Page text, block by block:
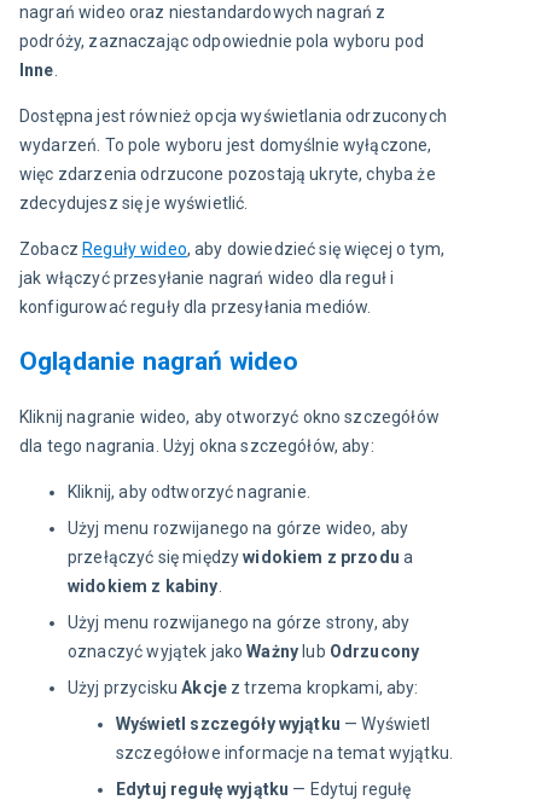
nagrań wideo oraz niestandardowych nagrań z
podróży, zaznaczając odpowiednie pola wyboru pod
Inne
Dostępna jest również opcja wyświetlania odrzuconych
wydarzeń. To pole wyboru jest domyślnie wyłączone,
więc zdarzenia odrzucone pozostają ukryte, chyba że
zdecydujesz się je wyświetlić.
Zobacz Reguły wideo, aby dowiedzieć się więcej o tym,
jak włączyć przesyłanie nagrań wideo dla reguł i
konfigurować reguły dla przesyłania mediów.
Oglądanie nagrań wideo
Kliknij nagranie wideo, aby otworzyć okno szczegółów
dla tego nagrania. Użyj okna szczegółów, aby:
Kliknij, aby odtworzyć nagranie.
Użyj menu rozwijanego na górze wideo, aby
przełączyć się międzywidokiem z przodu a
widokiem z kabiny
Użyj menu rozwijanego na górze strony, aby
oznaczyć wyjątek jakoWażnylub Odrzucony
Użyj przyciskuAkcje z trzema kropkami, aby:
Wyświetl szczegóły wyjątku — Wyświetl
szczegółowe informacje na temat wyjątku.
Edytuj regułę wyjątku — Edytuj regułę